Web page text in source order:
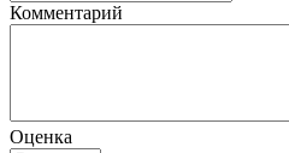
Комментарий
Оценка